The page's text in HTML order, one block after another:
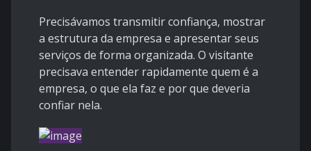
Precisávamos transmitir confiança, mostrar
a estrutura da empresa e apresentar seus
serviços de forma organizada. O visitante
precisava entender rapidamente quem é a
empresa, o que ela faz e por que deveria
confiar nela.